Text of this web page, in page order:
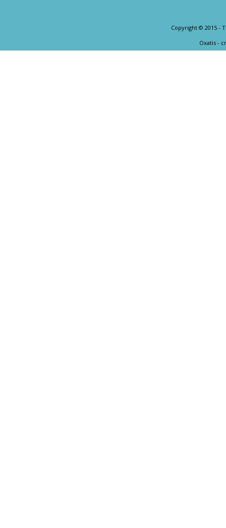
Copyright © 2015 -
Oxatis -